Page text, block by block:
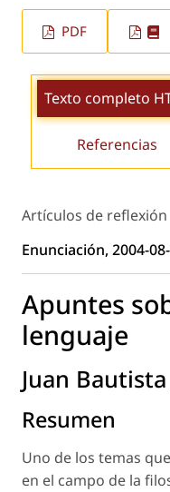
PDF
Texto completo
Referencias
Artículos de reflexión
Enunciación, 2004-
Apuntes
lenguaje
Juan
Resumen
Uno de los temas
en el campo de la